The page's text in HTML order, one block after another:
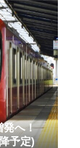
発へ！
予定)